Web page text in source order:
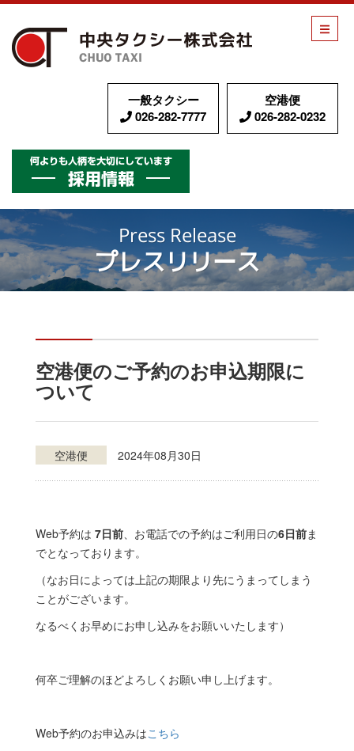
中央
一般タクシー
026-282-7777
空港便
026-282-0232
Press Release
プレスリリース
空港便のご予約のお申込期限に
ついて
空港便 2024年08月30日
Web予約は 7日前、お電話での予約はご利用日の6日前ま
でとなっております。
（なお日によっては上記の期限より先にうまってしまう
ことがございます。
なるべくお早めにお申し込みをお願いいたします）
何卒ご理解のほどよろしくお願い申し上げます。
Web予約のお申込みはこちら